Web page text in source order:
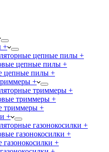
+
цепные пилы +
цепные пилы +
цепные пилы +
+
триммеры +
триммеры +
триммеры +
+
газонокосилки +
газонокосилки +
газонокосилки +